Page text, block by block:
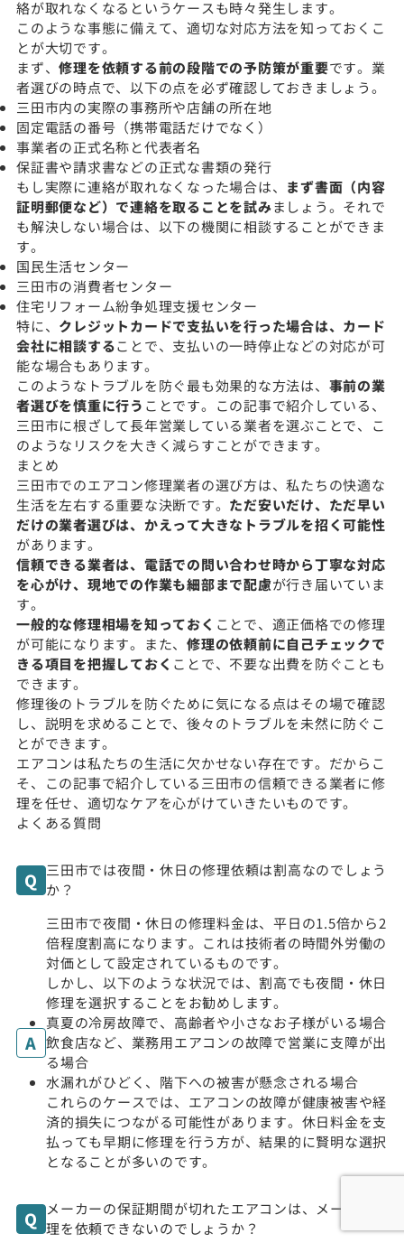
絡が取れなくなるというケースも時々発生します。
このような事態に備えて、適切な対応方法を知っておくこ
とが大切です。
まず、修理を依頼する前の段階での予防策が重要です。業
者選びの時点で、以下の点を必ず確認しておきましょう。
三田市内の実際の事務所や店舗の所在地
固定電話の番号（携帯電話だけでなく）
事業者の正式名称と代表者名
保証書や請求書などの正式な書類の発行
もし実際に連絡が取れなくなった場合は、 まず書面（内容
証明郵便など）で連絡を取ることを試みましょう。それで
も解決しない場合は、以下の機関に相談することができま
す。
国民生活センター
三田市の消費者センター
住宅リフォーム紛争処理支援センター
特に、 クレジットカードで支払いを行った場合は、カード
会社に相談することで、支払いの一時停止などの対応が可
能な場合もあります。
このようなトラブルを防ぐ最も効果的な方法は、 事前の業
者選びを慎重に行う ことです。この記事で紹介している、
三田市に根ざして長年営業している業者を選ぶことで、こ
のようなリスクを大きく減らすことができます。
まとめ
三田市でのエアコン修理業者の選び方は、私たちの快適な
生活を左右する重要な決断です。 ただ安いだけ、ただ早い
だけの業者選びは、かえって大きなトラブルを招く可能性
があります。
信頼できる業者は、電話での問い合わせ時から丁寧な対応
を心がけ、現地での作業も細部まで配慮が行き届いていま
す。
一般的な修理相場を知っておく ことで、適正価格での修理
が可能になります。また、 修理の依頼前に自己チェックで
きる項目を把握しておく ことで、不要な出費を防ぐことも
できます。
修理後のトラブルを防ぐために気になる点はその場で確認
し、説明を求めることで、後々のトラブルを未然に防ぐこ
とができます。
エアコンは私たちの生活に欠かせない存在です。だからこ
そ、この記事で紹介している三田市の信頼できる業者に修
理を任せ、適切なケアを心がけていきたいものです。
よくある質問
三田市では夜間・休日の修理依頼は割高なのでしょう
か？
三田市で夜間・休日の修理料金は、平日の1.5倍から2
倍程度割高になります。これは技術者の時間外労働の
対価として設定されているものです。
しかし、以下のような状況では、割高でも夜間・休日
修理を選択することをお勧めします。
真夏の冷房故障で、高齢者や小さなお子様がいる場合
飲食店など、業務用エアコンの故障で営業に支障が出
る場合
水漏れがひどく、階下への被害が懸念される場合
これらのケースでは、エアコンの故障が健康被害や経
済的損失につながる可能性があります。休日料金を支
払っても早期に修理を行う方が、結果的に賢明な選択
となることが多いのです。
メーカーの保証期間が切れたエアコンは、メーカー修
理を依頼できないのでしょうか？